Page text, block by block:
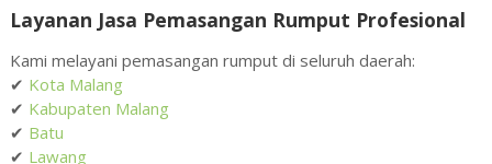
Layanan Jasa Pemasangan Rumput Profesional
Kami melayani pemasangan rumput di seluruh daerah:
✔ Kota Malang
✔ Kabupaten Malang
✔ Batu
✔ Lawang